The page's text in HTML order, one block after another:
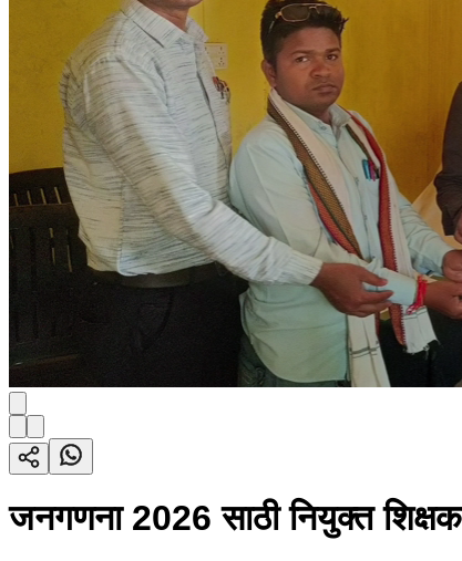
जनगणना 2026 साठी नियुक्त